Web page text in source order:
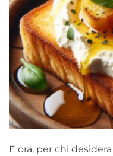
E ora, per chi